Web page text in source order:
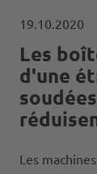
19.10.2020
Les
d'une
Les